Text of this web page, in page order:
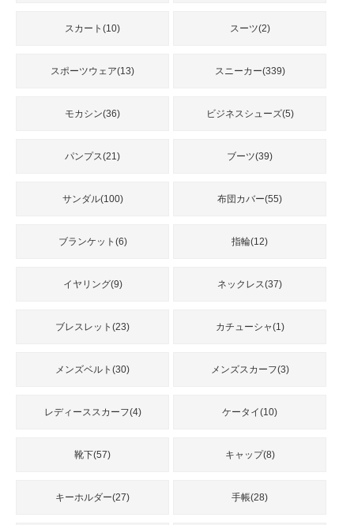
スカート(10) スーツ(2)
スポーツウェア(13) スニーカー(339)
モカシン(36) ビジネスシューズ(5)
パンプス(21) ブーツ(39)
サンダル(100) 布団カバー(55)
ブランケット(6) 指輪(12)
イヤリング(9) ネックレス(37)
ブレスレット(23) カチューシャ(1)
メンズベルト(30) メンズスカーフ(3)
レディーススカーフ(4) ケータイ(10)
靴下(57) キャップ(8)
キーホルダー(27) 手帳(28)